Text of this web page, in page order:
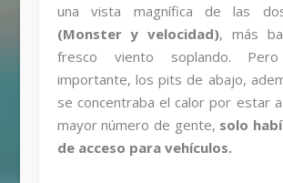
una vista magnífica de las
(Monster y velocidad), más
fresco viento soplando.
importante, los pits de abajo,
se concentraba el calor por estar
mayor número de gente, solo
de acceso para vehículos.